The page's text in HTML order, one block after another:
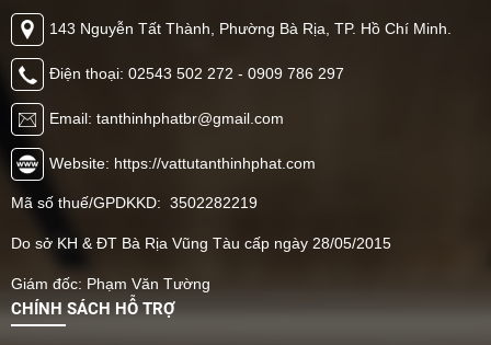
143 Nguyễn Tất Thành, Phường Bà Rịa, TP. Hồ Chí Minh.
Điện thoại: 02543 502 272 - 0909 786 297
Email: tanthinhphatbr@gmail.com
Website: https://vattutanthinhphat.com
Mã số thuế/GPDKKD: 3502282219
Do sở KH & ĐT Bà Rịa Vũng Tàu cấp ngày 28/05/2015
Giám đốc: Phạm Văn Tường
CHÍNH SÁCH HỖ TRỢ